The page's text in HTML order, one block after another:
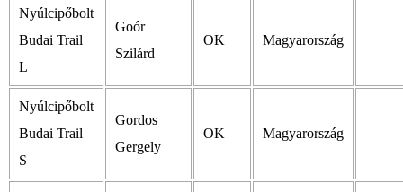
Nyúlcipőbolt
Budai Trail
L
Goór
Szilárd
OK Magyarország
Nyúlcipőbolt
Budai Trail
S
Gordos
Gergely
OK Magyarország